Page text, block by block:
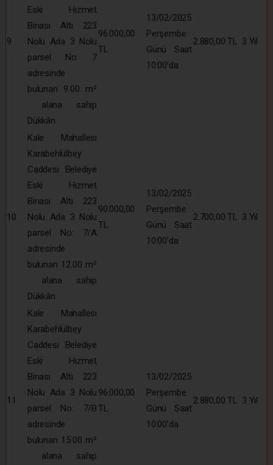
9
Eski Hizmet
Binası Altı 223
Nolu Ada 3 Nolu
parsel No: 7
adresinde
bulunan 9.00 m²
alana sahip
Dükkân
96.000,00
TL
13/02/2025
Perşembe
Günü Saat
10:00’da
2.880,00 TL 3 Yıl
10
Kale Mahallesi
Karabehlülbey
Caddesi Belediye
Eski Hizmet
Binası Altı 223
Nolu Ada 3 Nolu
parsel No: 7/A
adresinde
bulunan 12.00 m²
alana sahip
Dükkân
90.000,00
TL
13/02/2025
Perşembe
Günü Saat
10:00’da
2.700,00 TL 3 Yıl
11
Kale Mahallesi
Karabehlülbey
Caddesi Belediye
Eski Hizmet
Binası Altı 223
Nolu Ada 3 Nolu
parsel No: 7/B
adresinde
bulunan 15.00 m²
alana sahip
96.000,00
TL
13/02/2025
Perşembe
Günü Saat
10:00’da
2.880,00 TL 3 Yıl